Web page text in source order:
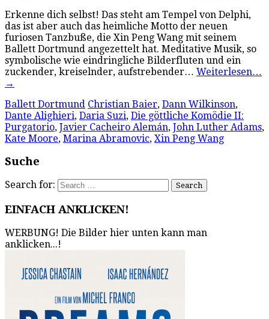
Erkenne dich selbst! Das steht am Tempel von Delphi,
das ist aber auch das heimliche Motto der neuen
furiosen Tanzbuße, die Xin Peng Wang mit seinem
Ballett Dortmund angezettelt hat. Meditative Musik, so
symbolische wie eindringliche Bilderfluten und ein
zuckender, kreiselnder, aufstrebender… Weiterlesen…
→
Ballett Dortmund Christian Baier, Dann Wilkinson,
Dante Alighieri, Daria Suzi, Die göttliche Komödie II:
Purgatorio, Javier Cacheiro Alemán, John Luther Adams,
Kate Moore, Marina Abramovic, Xin Peng Wang
Suche
Search for:
EINFACH ANKLICKEN!
WERBUNG! Die Bilder hier unten kann man
anklicken...!